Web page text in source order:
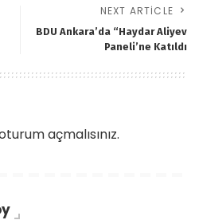
NEXT ARTICLE
BDU Ankara’da “Haydar Aliyev
Paneli’ne Katıldı
açmalısınız.